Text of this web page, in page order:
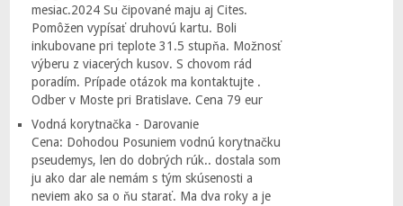
mesiac.2024 Su čipované maju aj Cites.
Pomôžen vypísať druhovú kartu. Boli
inkubovane pri teplote 31.5 stupňa. Možnosť
výberu z viacerých kusov. S chovom rád
poradím. Prípade otázok ma kontaktujte .
Odber v Moste pri Bratislave. Cena 79 eur
Vodná korytnačka - Darovanie
Cena: Dohodou Posuniem vodnú korytnačku
pseudemys, len do dobrých rúk.. dostala som
ju ako dar ale nemám s tým skúsenosti a
neviem ako sa o ňu starať. Ma dva roky a je